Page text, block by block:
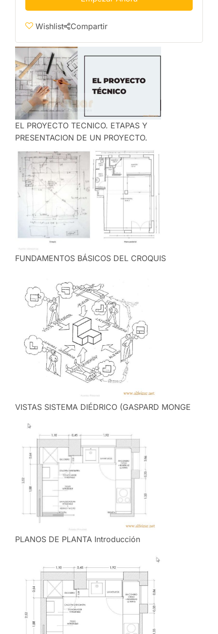
EL PROYECTO TECNICO. ETAPAS Y
PRESENTACION DE UN PROYECTO.
FUNDAMENTOS BÁSICOS DEL CROQUIS
VISTAS SISTEMA DIÉDRICO (GASPARD MONGE
PLANOS DE PLANTA Introducción
Wishlist Compartir